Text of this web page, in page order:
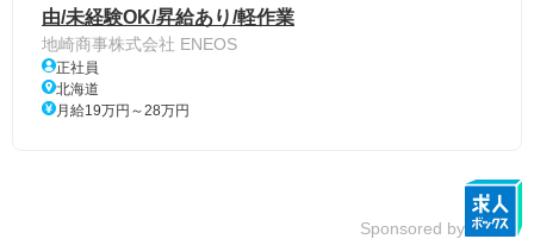
由/未経験OK/昇給あり/軽作業
地崎商事株式会社 ENEOS
正社員
北海道
月給19万円～28万円
Sponsored by